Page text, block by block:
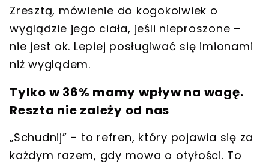
Zresztą, mówienie do kogokolwiek o
wyglądzie jego ciała, jeśli nieproszone –
nie jest ok. Lepiej posługiwać się imionami
niż wyglądem.
Tylko w 36% mamy wpływ na wagę.
Reszta nie zależy od nas
„Schudnij” – to refren, który pojawia się za
każdym razem, gdy mowa o otyłości. To